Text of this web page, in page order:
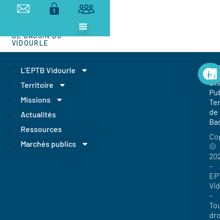
ETABLISSEMENT
DE BASSIN DU
VIDOURLE
L’EPTB Vidourle
Territoire
Missions
Actualités
Ressources
Marchés publics
de
©
–
–